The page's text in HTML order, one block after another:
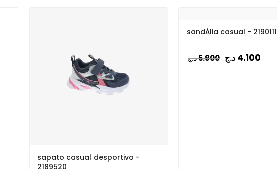
sapato casual desportivo -
sandÁlia casual - 2190111
5.900د.ج 4.100 د.ج